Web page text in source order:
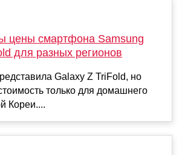
цены смартфона Samsung
для разных регионов
Galaxy Z TriFold, но
только для домашнего
Кореи....